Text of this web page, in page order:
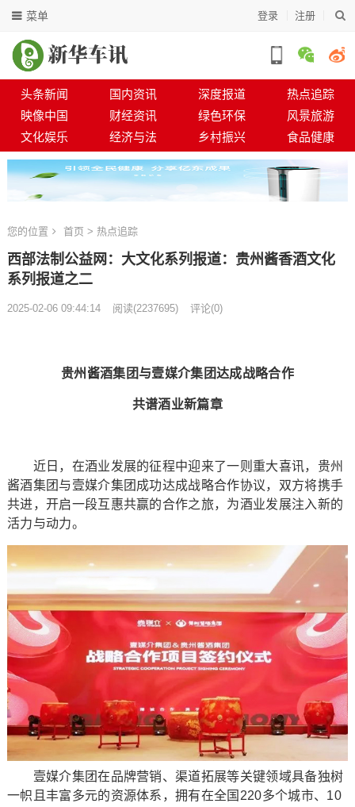
登录 注册
菜单
头条新闻 国内资讯 深度报道
热点追踪
映像中国
财经资讯 绿色环保
风景旅游
文化娱乐
经济与法 乡村振兴 食品健康
您的位置 首页 > 热点追踪
西部法制公益网：大文化系列报道：贵州酱香酒文化
系列报道之二
2025-02-06 09:44:14 阅读(2237695) 评论(0)
贵州酱酒集团与壹媒介集团达成战略合作
共谱酒业新篇章
近日，在酒业发展的征程中迎来了一则重大喜讯，贵州
酱酒集团与壹媒介集团成功达成战略合作协议，双方将携手
共进，开启一段互惠共赢的合作之旅，为酒业发展注入新的
活力与动力。
壹媒介集团在品牌营销、渠道拓展等关键领域具备独树
一帜且丰富多元的资源体系，拥有在全国220多个城市、10